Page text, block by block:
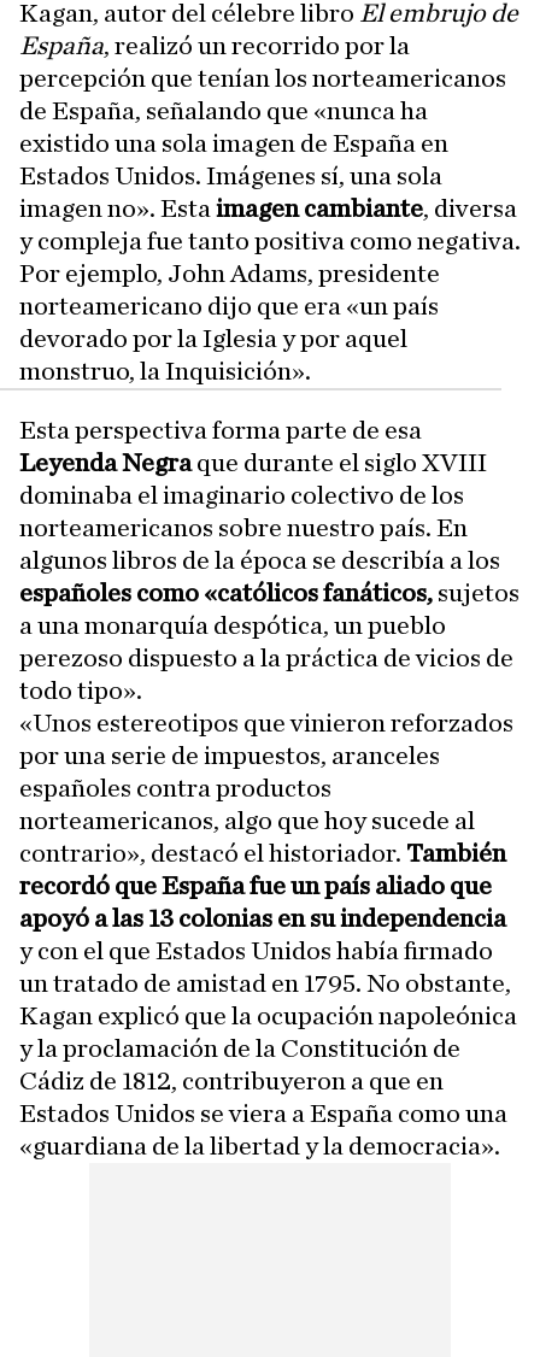
Kagan, autor del célebre libro El embrujo de
España, realizó un recorrido por la
percepción que tenían los norteamericanos
de España, señalando que «nunca ha
existido una sola imagen de España en
Estados Unidos. Imágenes sí, una sola
imagen no». Esta imagen cambiante, diversa
y compleja fue tanto positiva como negativa.
Por ejemplo, John Adams, presidente
norteamericano dijo que era «un país
devorado por la Iglesia y por aquel
monstruo, la Inquisición».
Esta perspectiva forma parte de esa
Leyenda Negraque durante el siglo XVIII
dominaba el imaginario colectivo de los
norteamericanos sobre nuestro país. En
algunos libros de la época se describía a los
españoles como «católicos fanáticos, sujetos
a una monarquía despótica, un pueblo
perezoso dispuesto a la práctica de vicios de
todo tipo».
«Unos estereotipos que vinieron reforzados
por una serie de impuestos, aranceles
españoles contra productos
norteamericanos, algo que hoy sucede al
contrario», destacó el historiador. También
recordó que España fue un país aliado que
apoyó a las 13 colonias en su independencia
y con el que Estados Unidos había firmado
un tratado de amistad en 1795. No obstante,
Kagan explicó que la ocupación napoleónica
y la proclamación de la Constitución de
Cádiz de 1812, contribuyeron a que en
Estados Unidos se viera a España como una
«guardiana de la libertad y la democracia».